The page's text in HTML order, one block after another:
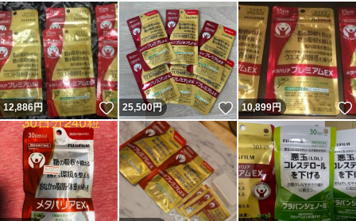
12,886円 いいね！
25,500円 いいね！
10,899円